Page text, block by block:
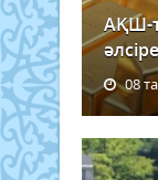
АҚШ-
08